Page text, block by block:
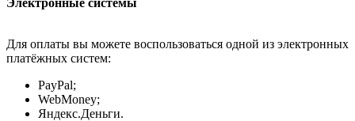
Для оплаты вы можете воспользоваться одной из электронных
платёжных систем:
PayPal;
WebMoney;
Яндекс.Деньги.